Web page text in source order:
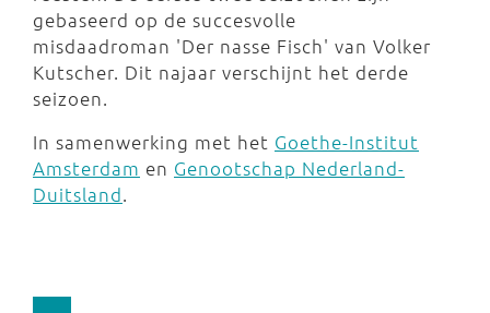
gebaseerd op de succesvolle
misdaadroman 'Der nasse Fisch' van Volker
Kutscher. Dit najaar verschijnt het derde
seizoen.
In samenwerking met het Goethe-Institut
Amsterdam en Genootschap Nederland-
Duitsland.